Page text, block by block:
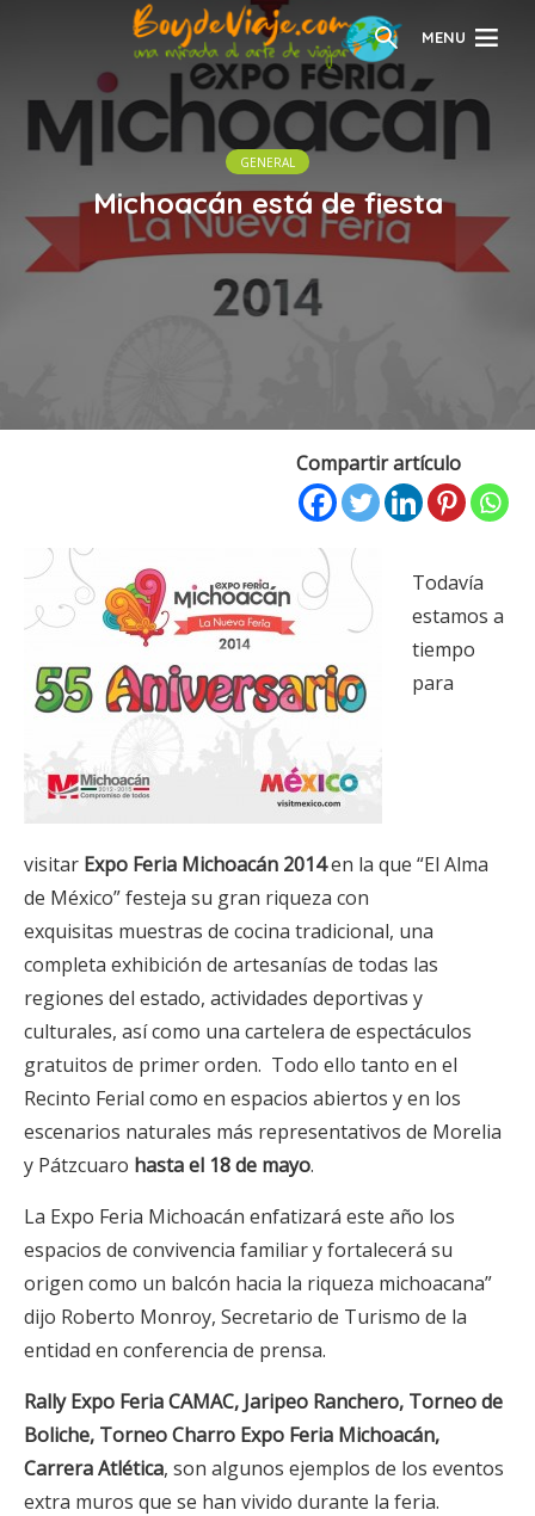
MENU
GENERAL
Michoacán está de fiesta
Compartir artículo
Todavía
estamos a
tiempo
para
visitar Expo Feria Michoacán 2014en la que “El Alma
de México” festeja su gran riqueza con
exquisitas muestras de cocina tradicional, una
completa exhibición de artesanías de todas las
regiones del estado, actividades deportivas y
culturales, así como una cartelera de espectáculos
gratuitos de primer orden. Todo ello tanto en el
Recinto Ferial como en espacios abiertos y en los
escenarios naturales más representativos de Morelia
y Pátzcuaro hasta el 18 de mayo.
La Expo Feria Michoacán enfatizará este año los
espacios de convivencia familiar y fortalecerá su
origen como un balcón hacia la riqueza michoacana”
dijo Roberto Monroy, Secretario de Turismo de la
entidad en conferencia de prensa.
Rally Expo Feria CAMAC, Jaripeo Ranchero, Torneo de
Boliche, Torneo Charro Expo Feria Michoacán,
Carrera Atlética, son algunos ejemplos de los eventos
extra muros que se han vivido durante la feria.